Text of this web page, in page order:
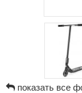
показать все